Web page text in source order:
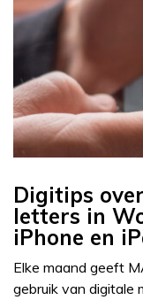
Digitips
letters in
iPhone en
Elke maand geeft
gebruik van digitale